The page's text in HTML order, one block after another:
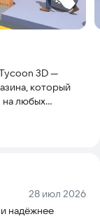
3D —
который
на любых
этой
ли вы
как
Дата:
28 июл 2026
надёжнее